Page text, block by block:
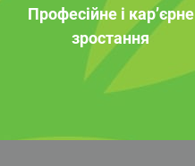
Професійне і кар’єрне
зростання